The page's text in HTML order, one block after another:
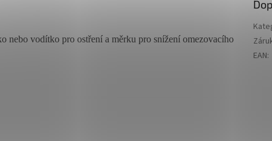
nebo vodítko pro ostření a měrku pro snížení omezovacího
EAN: